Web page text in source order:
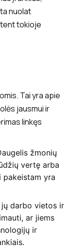
nuolat
tokioje
Tai yra apie
jausmui ir
linkęs
žmonių
vertę arba
pakeistam yra
darbo vietos ir
ar jiems
ir